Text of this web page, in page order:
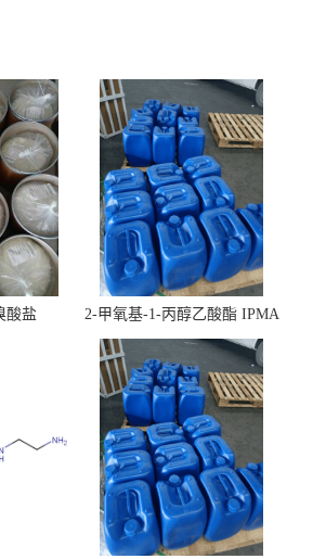
酸盐 2-甲氧基-1-丙醇乙酸酯 IPMA